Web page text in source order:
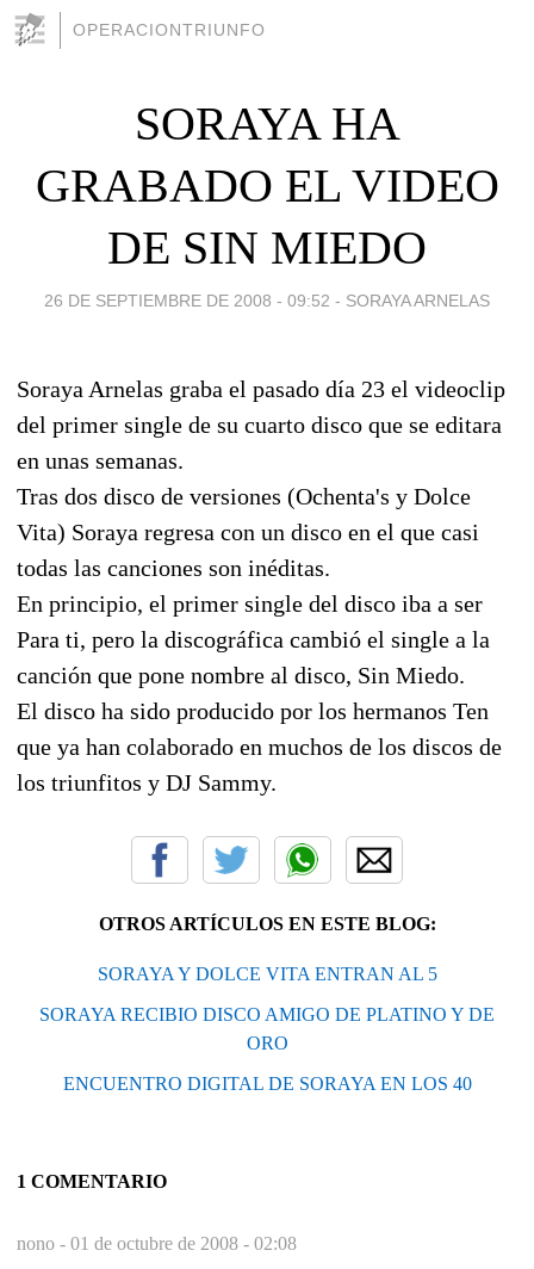
OPERACIONTRIUNFO
SORAYA HA
GRABADO EL VIDEO
DE SIN MIEDO
26 DE SEPTIEMBRE DE 2008 - 09:52 - SORAYA ARNELAS
Soraya Arnelas graba el pasado día 23 el videoclip
del primer single de su cuarto disco que se editara
en unas semanas.
Tras dos disco de versiones (Ochenta's y Dolce
Vita) Soraya regresa con un disco en el que casi
todas las canciones son inéditas.
En principio, el primer single del disco iba a ser
Para ti, pero la discográfica cambió el single a la
canción que pone nombre al disco, Sin Miedo.
El disco ha sido producido por los hermanos Ten
que ya han colaborado en muchos de los discos de
los triunfitos y DJ Sammy.
OTROS ARTÍCULOS EN ESTE BLOG:
SORAYA Y DOLCE VITA ENTRAN AL 5
SORAYA RECIBIO DISCO AMIGO DE PLATINO Y DE
ORO
ENCUENTRO DIGITAL DE SORAYA EN LOS 40
1 COMENTARIO
nono - 01 de octubre de 2008 - 02:08